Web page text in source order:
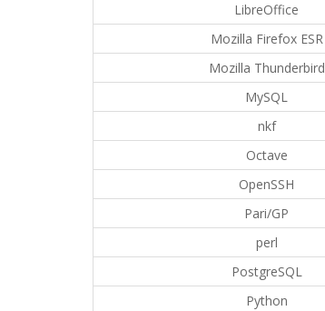
LibreOffice
Mozilla Firefox ESR
Mozilla Thunderbird
MySQL
nkf
Octave
OpenSSH
Pari/GP
perl
PostgreSQL
Python